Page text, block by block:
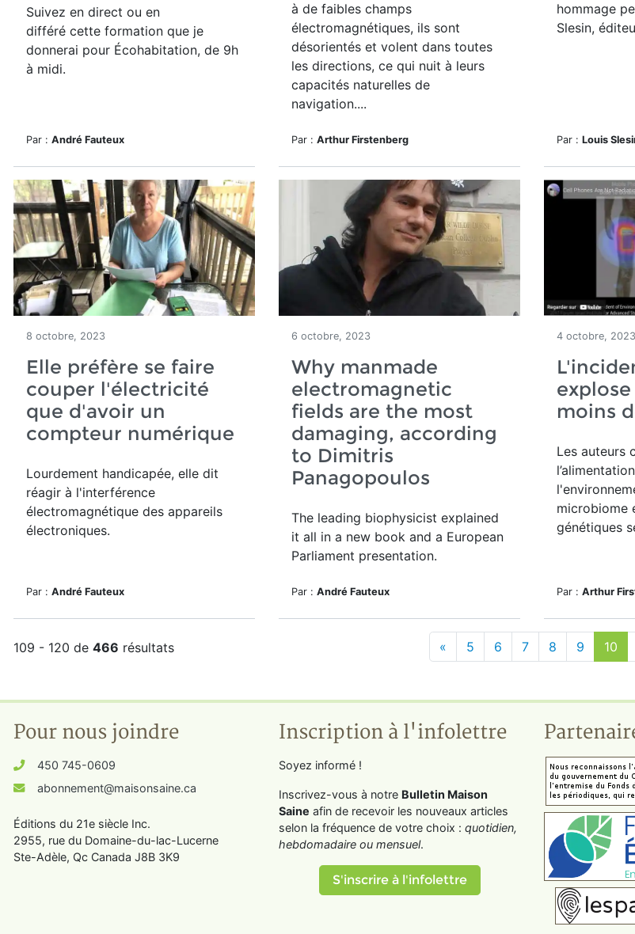
Suivez en direct ou en
différé cette formation que je
donnerai pour Écohabitation, de 9h
à midi.
Par : André Fauteux
à de faibles champs
électromagnétiques, ils sont
désorientés et volent dans toutes
les directions, ce qui nuit à leurs
capacités naturelles de
navigation....
Par : Arthur Firstenberg
hommage
Slesin,
Par : Louis
8 octobre, 2023
Elle préfère se faire
couper l'électricité
que d'avoir un
compteur numérique
Lourdement handicapée, elle dit
réagir à l'interférence
électromagnétique des appareils
électroniques.
Par : André Fauteux
6 octobre, 2023
Why manmade
electromagnetic
fields are the most
damaging, according
to Dimitris
Panagopoulos
The leading biophysicist explained
it all in a new book and a European
Parliament presentation.
Par : André Fauteux
4 octobre, 2023
moins
Les auteurs
microbiome
génétiques
Par : Arthur
109 - 120 de 466 résultats « 5 6 7 8 9 10
Pour nous joindre
450 745-0609
abonnement@maisonsaine.ca
Éditions du 21e siècle Inc.
2955, rue du Domaine-du-lac-Lucerne
Ste-Adèle, Qc Canada J8B 3K9
Inscription à l'infolettre
Soyez informé !
Inscrivez-vous à notre Bulletin Maison
Saine afin de recevoir les nouveaux articles
selon la fréquence de votre choix : quotidien,
hebdomadaire ou mensuel.
S'inscrire à l'infolettre